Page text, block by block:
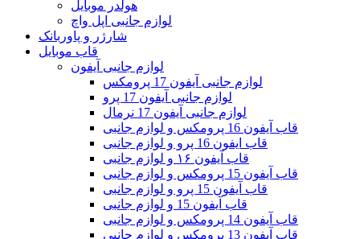
هولدر موبایل
لوازم جانبی اپل واچ
شارژر و پاوربانک
قاب موبایل
لوازم جانبی آیفون
لوازم جانبی آیفون 17 پرومکس
لوازم جانبی آیفون 17 پرو
لوازم جانبی آیفون 17 نرمال
قاب آیفون 16 پرومکس و لوازم جانبی
قاب ایفون 16 پرو و لوازم جانبی
قاب آیفون ۱۶ و لوازم جانبی
قاب آیفون 15 پرومکس و لوازم جانبی
قاب آیفون 15 پرو و لوازم جانبی
قاب آیفون 15 و لوازم جانبی
قاب آیفون 14 پرومکس و لوازم جانبی
قاب آیفون 13 پرومکس و لوازم جانبی